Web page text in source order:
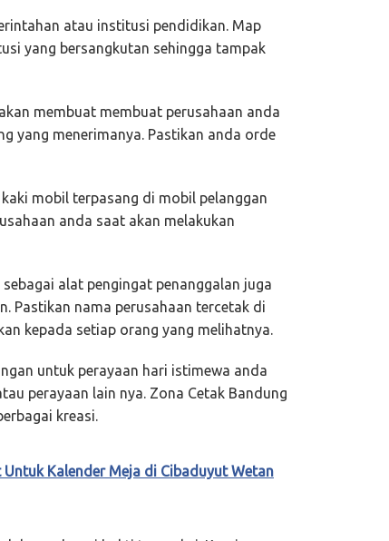
atau institusi pendidikan. Map
yang bersangkutan sehingga tampak
membuat membuat perusahaan anda
yang menerimanya. Pastikan anda orde
mobil terpasang di mobil pelanggan
anda saat akan melakukan
alat pengingat penanggalan juga
Pastikan nama perusahaan tercetak di
kepada setiap orang yang melihatnya.
untuk perayaan hari istimewa anda
perayaan lain nya. Zona Cetak Bandung
kreasi.
Untuk Kalender Meja di Cibaduyut Wetan